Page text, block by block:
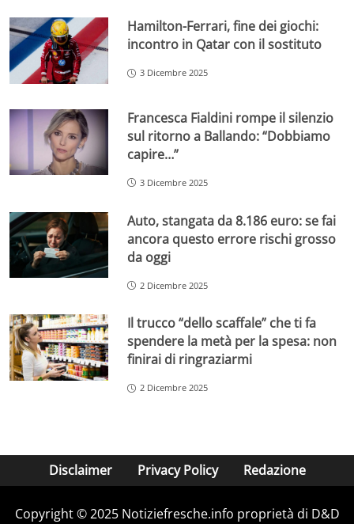
Hamilton-Ferrari, fine dei giochi:
incontro in Qatar con il sostituto
3 Dicembre 2025
Francesca Fialdini rompe il silenzio
sul ritorno a Ballando: “Dobbiamo
capire…”
3 Dicembre 2025
Auto, stangata da 8.186 euro: se fai
ancora questo errore rischi grosso
da oggi
2 Dicembre 2025
Il trucco “dello scaffale” che ti fa
spendere la metà per la spesa: non
finirai di ringraziarmi
2 Dicembre 2025
Disclaimer Privacy Policy Redazione
Copyright © 2025 Notiziefresche.info proprietà di D&D